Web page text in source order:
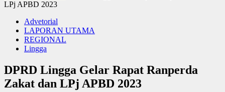
LPj APBD 2023
Advetorial
LAPORAN UTAMA
REGIONAL
Lingga
DPRD Lingga Gelar Rapat Ranperda
Zakat dan LPj APBD 2023